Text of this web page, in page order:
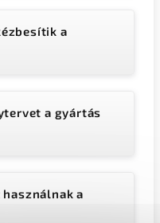
a
a gyártás
a